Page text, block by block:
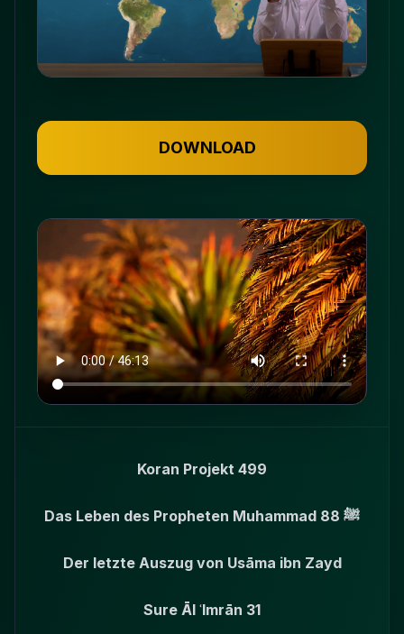
DOWNLOAD
Koran Projekt 499
Das Leben des Propheten Muhammad ﷺ 88
Der letzte Auszug von Usāma ibn Zayd
Sure Āl ʿImrān 31